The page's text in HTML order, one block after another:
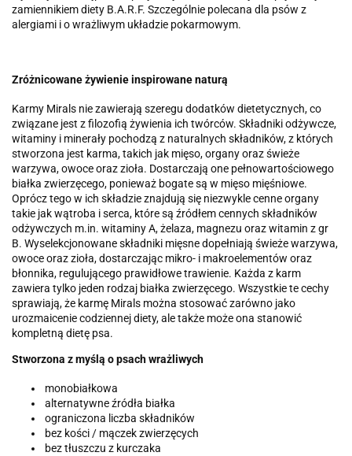
zamiennikiem diety B.A.R.F. Szczególnie polecana dla psów z
alergiami i o wrażliwym układzie pokarmowym.
Zróżnicowane żywienie inspirowane naturą
Karmy Mirals nie zawierają szeregu dodatków dietetycznych, co
związane jest z filozofią żywienia ich twórców. Składniki odżywcze,
witaminy i minerały pochodzą z naturalnych składników, z których
stworzona jest karma, takich jak mięso, organy oraz świeże
warzywa, owoce oraz zioła. Dostarczają one pełnowartościowego
białka zwierzęcego, ponieważ bogate są w mięso mięśniowe.
Oprócz tego w ich składzie znajdują się niezwykle cenne organy
takie jak wątroba i serca, które są źródłem cennych składników
odżywczych m.in. witaminy A, żelaza, magnezu oraz witamin z gr
B. Wyselekcjonowane składniki mięsne dopełniają świeże warzywa,
owoce oraz zioła, dostarczając mikro- i makroelementów oraz
błonnika, regulującego prawidłowe trawienie. Każda z karm
zawiera tylko jeden rodzaj białka zwierzęcego. Wszystkie te cechy
sprawiają, że karmę Mirals można stosować zarówno jako
urozmaicenie codziennej diety, ale także może ona stanowić
kompletną dietę psa.
Stworzona z myślą o psach wrażliwych
monobiałkowa
alternatywne źródła białka
ograniczona liczba składników
bez kości / mączek zwierzęcych
bez tłuszczu z kurczaka